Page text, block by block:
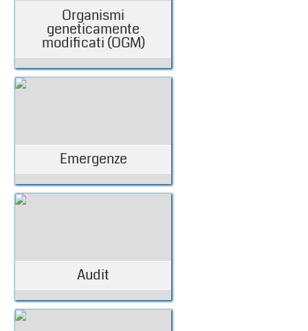
Organismi
geneticamente
modificati (OGM)
Emergenze
Audit